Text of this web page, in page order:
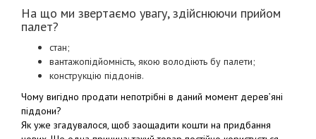
На що ми звертаємо увагу, здійснюючи прийом
палет?
стан;
вантажопідйомність, якою володіють бу палети;
конструкцію піддонів.
Чому вигідно продати непотрібні в даний момент дерев’яні
піддони?
Як уже згадувалося, щоб заощадити кошти на придбання